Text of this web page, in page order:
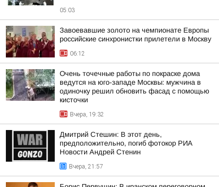
05:03
Завоевавшие золото на чемпионате Европы
российские синхронистки прилетели в Москву
06:12
Очень точечные работы по покраске дома
ведутся на юго-западе Москвы: мужчина в
одиночку решил обновить фасад с помощью
кисточки
Вчера, 19:32
Дмитрий Стешин: В этот день,
предположительно, погиб фотокор РИА
Новости Андрей Стенин
Вчера, 21:57